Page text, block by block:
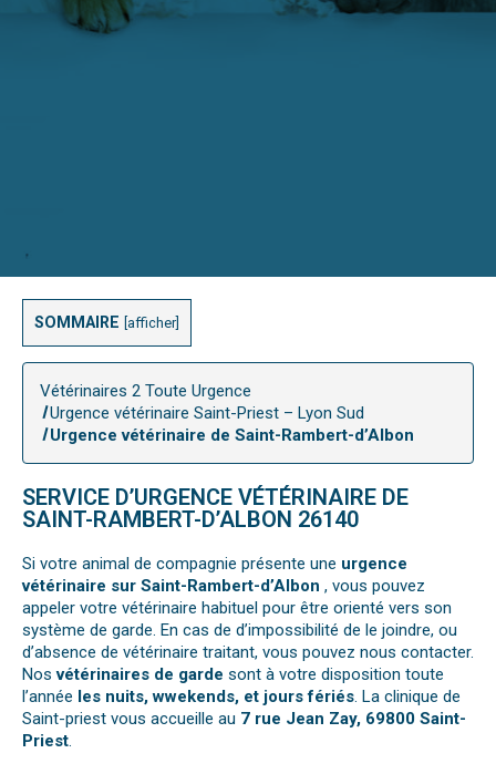
SOMMAIRE afficher
Vétérinaires 2 Toute Urgence
Urgence vétérinaire Saint-Priest – Lyon Sud
Urgence vétérinaire de Saint-Rambert-d’Albon
SERVICE D’URGENCE VÉTÉRINAIRE DE
SAINT-RAMBERT-D’ALBON 26140
Si votre animal de compagnie présente une urgence
vétérinaire sur Saint-Rambert-d’Albon , vous pouvez
appeler votre vétérinaire habituel pour être orienté vers son
système de garde. En cas de d’impossibilité de le joindre, ou
d’absence de vétérinaire traitant, vous pouvez nous contacter.
Nosvétérinaires de garde sont à votre disposition toute
l’année les nuits, wwekends, et jours fériés. La clinique de
Saint-priest vous accueille au 7 rue Jean Zay, 69800 Saint-
Priest.